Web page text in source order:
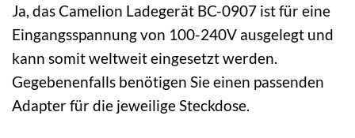
Ja, das Camelion Ladegerät BC-0907 ist für eine
Eingangsspannung von 100-240V ausgelegt und
kann somit weltweit eingesetzt werden.
Gegebenenfalls benötigen Sie einen passenden
Adapter für die jeweilige Steckdose.